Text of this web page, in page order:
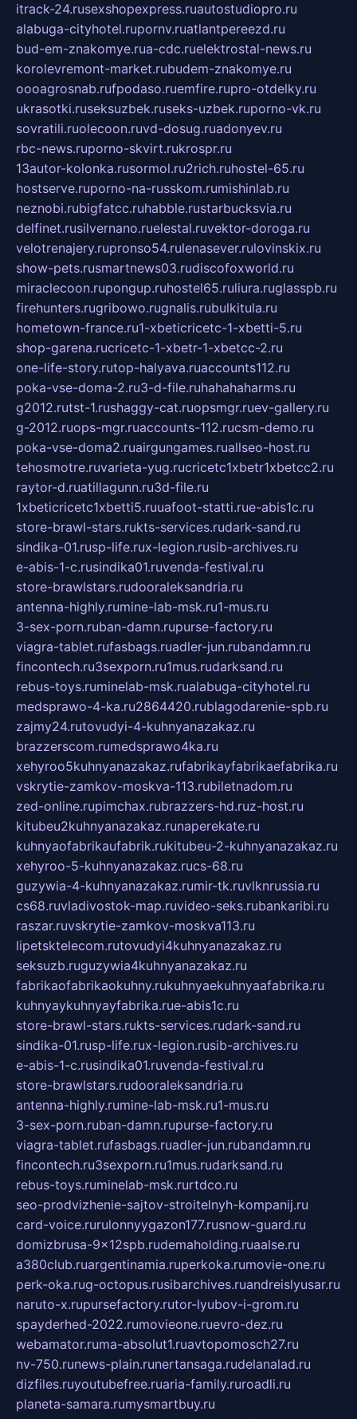
itrack-24.rusexshopexpress.ruautostudiopro.ru
alabuga-cityhotel.rupornv.ruatlantpereezd.ru
bud-em-znakomye.rua-cdc.ruelektrostal-news.ru
korolevremont-market.rubudem-znakomye.ru
oooagrosnab.rufpodaso.ruemfire.rupro-otdelky.ru
ukrasotki.ruseksuzbek.ruseks-uzbek.ruporno-vk.ru
sovratili.ruolecoon.ruvd-dosug.ruadonyev.ru
rbc-news.ruporno-skvirt.rukrospr.ru
13autor-kolonka.rusormol.ru2rich.ruhostel-65.ru
hostserve.ruporno-na-russkom.rumishinlab.ru
neznobi.rubigfatcc.ruhabble.rustarbucksvia.ru
delfinet.rusilvernano.ruelestal.ruvektor-doroga.ru
velotrenajery.rupronso54.rulenasever.rulovinskix.ru
show-pets.rusmartnews03.rudiscofoxworld.ru
miraclecoon.rupongup.ruhostel65.ruliura.ruglasspb.ru
firehunters.rugribowo.rugnalis.rubulkitula.ru
hometown-france.ru1-xbeticricetc-1-xbetti-5.ru
shop-garena.rucricetc-1-xbetr-1-xbetcc-2.ru
one-life-story.rutop-halyava.ruaccounts112.ru
poka-vse-doma-2.ru3-d-file.ruhahahaharms.ru
g2012.rutst-1.rushaggy-cat.ruopsmgr.ruev-gallery.ru
g-2012.ruops-mgr.ruaccounts-112.rucsm-demo.ru
poka-vse-doma2.ruairgungames.ruallseo-host.ru
tehosmotre.ruvarieta-yug.rucricetc1xbetr1xbetcc2.ru
raytor-d.ruatillagunn.ru3d-file.ru
1xbeticricetc1xbetti5.ruuafoot-statti.rue-abis1c.ru
store-brawl-stars.rukts-services.rudark-sand.ru
sindika-01.rusp-life.rux-legion.rusib-archives.ru
e-abis-1-c.rusindika01.ruvenda-festival.ru
store-brawlstars.rudooraleksandria.ru
antenna-highly.rumine-lab-msk.ru1-mus.ru
3-sex-porn.ruban-damn.rupurse-factory.ru
viagra-tablet.rufasbags.ruadler-jun.rubandamn.ru
fincontech.ru3sexporn.ru1mus.rudarksand.ru
rebus-toys.ruminelab-msk.rualabuga-cityhotel.ru
medsprawo-4-ka.ru2864420.rublagodarenie-spb.ru
zajmy24.rutovudyi-4-kuhnyanazakaz.ru
brazzerscom.rumedsprawo4ka.ru
xehyroo5kuhnyanazakaz.rufabrikayfabrikaefabrika.ru
vskrytie-zamkov-moskva-113.rubiletnadom.ru
zed-online.rupimchax.rubrazzers-hd.ruz-host.ru
kitubeu2kuhnyanazakaz.runaperekate.ru
kuhnyaofabrikaufabrik.rukitubeu-2-kuhnyanazakaz.ru
xehyroo-5-kuhnyanazakaz.rucs-68.ru
guzywia-4-kuhnyanazakaz.rumir-tk.ruvlknrussia.ru
cs68.ruvladivostok-map.ruvideo-seks.rubankaribi.ru
raszar.ruvskrytie-zamkov-moskva113.ru
lipetsktelecom.rutovudyi4kuhnyanazakaz.ru
seksuzb.ruguzywia4kuhnyanazakaz.ru
fabrikaofabrikaokuhny.rukuhnyaekuhnyaafabrika.ru
kuhnyaykuhnyayfabrika.rue-abis1c.ru
store-brawl-stars.rukts-services.rudark-sand.ru
sindika-01.rusp-life.rux-legion.rusib-archives.ru
e-abis-1-c.rusindika01.ruvenda-festival.ru
store-brawlstars.rudooraleksandria.ru
antenna-highly.rumine-lab-msk.ru1-mus.ru
3-sex-porn.ruban-damn.rupurse-factory.ru
viagra-tablet.rufasbags.ruadler-jun.rubandamn.ru
fincontech.ru3sexporn.ru1mus.rudarksand.ru
rebus-toys.ruminelab-msk.rurtdco.ru
seo-prodvizhenie-sajtov-stroitelnyh-kompanij.ru
card-voice.rurulonnyygazon177.rusnow-guard.ru
domizbrusa-9x12spb.rudemaholding.ruaalse.ru
a380club.ruargentinamia.ruperkoka.rumovie-one.ru
perk-oka.rug-octopus.rusibarchives.ruandreislyusar.ru
naruto-x.rupursefactory.rutor-lyubov-i-grom.ru
spayderhed-2022.rumovieone.ruevro-dez.ru
webamator.ruma-absolut1.ruavtopomosch27.ru
nv-750.runews-plain.runertansaga.rudelanalad.ru
dizfiles.ruyoutubefree.ruaria-family.ruroadli.ru
planeta-samara.rumysmartbuy.ru